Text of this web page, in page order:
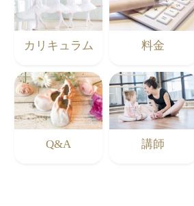
カリキュラム 料金
Q&A 講師